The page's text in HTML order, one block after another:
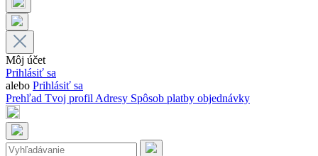
Môj účet
Prihlásiť sa
alebo Prihlásiť sa
Prehľad Tvoj profilAdresy Spôsob platby objednávky